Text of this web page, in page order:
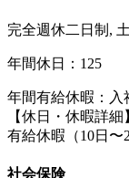
完全週休二日制,
年間休日：125
年間有給休暇：入
【休日・休暇詳細
有給休暇（10日〜
社会保険